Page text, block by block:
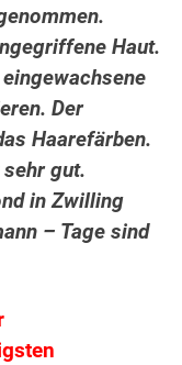
Haut.
Der
Haarefärben.
gut.
in Zwilling
– Tage sind